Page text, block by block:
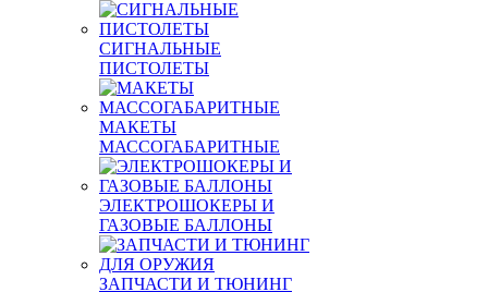
СИГНАЛЬНЫЕ
ПИСТОЛЕТЫ
МАКЕТЫ
МАССОГАБАРИТНЫЕ
ЭЛЕКТРОШОКЕРЫ И
ГАЗОВЫЕ БАЛЛОНЫ
ЗАПЧАСТИ И ТЮНИНГ